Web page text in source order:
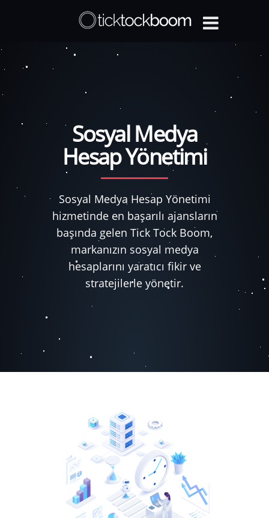
Sosyal Medya
Hesap Yönetimi
Sosyal Medya Hesap Yönetimi
hizmetinde en başarılı ajansların
başında gelen Tick Tock Boom,
markanızın sosyal medya
hesaplarını yaratıcı fikir ve
stratejilerle yönetir.